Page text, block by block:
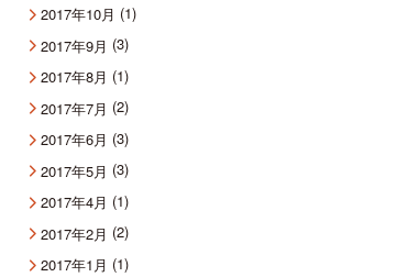
2017年10月 (1)
2017年9月 (3)
2017年8月 (1)
2017年7月 (2)
2017年6月 (3)
2017年5月 (3)
2017年4月 (1)
2017年2月 (2)
2017年1月 (1)